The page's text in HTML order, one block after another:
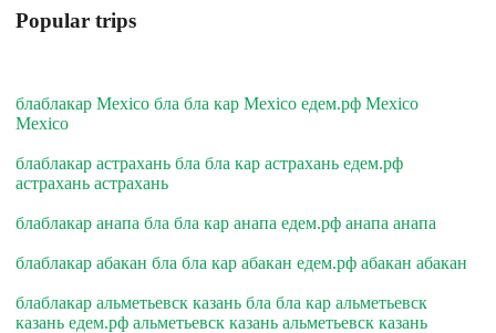
Popular trips
блаблакар Mexico бла бла кар Mexico едем.рф Mexico
Mexico
блаблакар астрахань бла бла кар астрахань едем.рф
астрахань астрахань
блаблакар анапа бла бла кар анапа едем.рф анапа анапа
блаблакар абакан бла бла кар абакан едем.рф абакан абакан
блаблакар альметьевск казань бла бла кар альметьевск
казань едем.рф альметьевск казань альметьевск казань